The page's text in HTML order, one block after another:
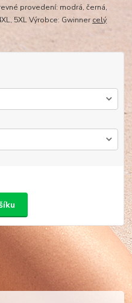
provedení: modrá, černá,
5XL Výrobce: Gwinnercelý